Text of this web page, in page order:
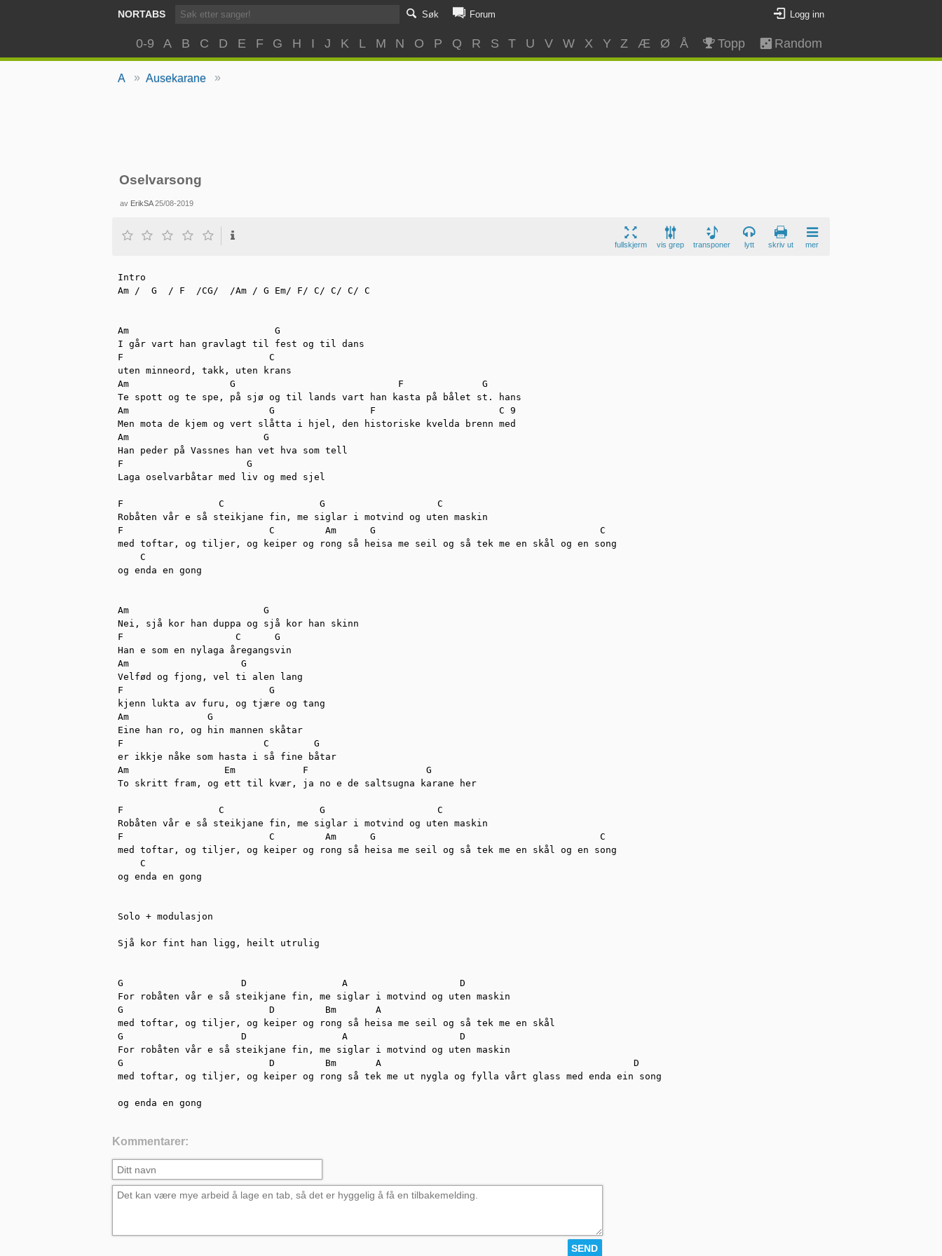
NORTABS Søk Forum Logg inn
0-9 A B C D E F G H I J K L M N O P Q R S T U V W X Y Z Æ Ø Å Topp Random
A » Ausekarane »
Oselvarsong
av ErikSA25/08-2019
fullskjerm vis grep transponer lytt skriv ut mer
Intro
Am /  G  / F  /CG/  /Am / G Em/ F/ C/ C/ C/ C
Am                          G
I går vart han gravlagt til fest og til dans
F                          C
uten minneord, takk, uten krans
Am                  G                             F              G
Te spott og te spe, på sjø og til lands vart han kasta på bålet st. hans
Am                         G                 F                      C 9
Men mota de kjem og vert slåtta i hjel, den historiske kvelda brenn med
Am                        G
Han peder på Vassnes han vet hva som tell
F                      G
Laga oselvarbåtar med liv og med sjel
F                 C                 G                    C
Robåten vår e så steikjane fin, me siglar i motvind og uten maskin
F                          C         Am      G                                        C
med toftar, og tiljer, og keiper og rong så heisa me seil og så tek me en skål og en song
    C
og enda en gong
Am                        G
Nei, sjå kor han duppa og sjå kor han skinn
F                    C      G
Han e som en nylaga åregangsvin
Am                    G
Velfød og fjong, vel ti alen lang
F                          G
kjenn lukta av furu, og tjære og tang
Am              G
Eine han ro, og hin mannen skåtar
F                         C        G
er ikkje nåke som hasta i så fine båtar
Am                 Em            F                     G
To skritt fram, og ett til kvær, ja no e de saltsugna karane her
F                 C                 G                    C
Robåten vår e så steikjane fin, me siglar i motvind og uten maskin
F                          C         Am      G                                        C
med toftar, og tiljer, og keiper og rong så heisa me seil og så tek me en skål og en song
    C
og enda en gong
Solo + modulasjon
Sjå kor fint han ligg, heilt utrulig
G                     D                 A                    D
For robåten vår e så steikjane fin, me siglar i motvind og uten maskin
G                          D         Bm       A
med toftar, og tiljer, og keiper og rong så heisa me seil og så tek me en skål
G                     D                 A                    D
For robåten vår e så steikjane fin, me siglar i motvind og uten maskin
G                          D         Bm       A                                             D
med toftar, og tiljer, og keiper og rong så tek me ut nygla og fylla vårt glass med enda ein song
og enda en gong
Kommentarer: